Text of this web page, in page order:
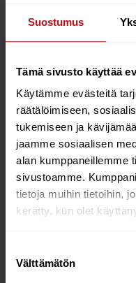
Suostumus
Tämä sivusto käyttää
Käytämme evästeitä
räätälöimiseen,
tukemiseen ja
jaamme sosiaalisen
alan kumppaneillemme
sivustoamme.
tietoja muihin tietoihin,
kerätty, kun olet
valinta
Välttämätön
kaikkia valomoodeja.
paina kytkintä n 6sec,
valo
vilkahtaa 2 kertaa =
– Näkyvyys nyös sivuille
– Latausaika moin 3
– USB- ladattava
– USB latausjohto
– Akku: 3,7 V 500
– Helppo asennus ja
satulatolppaan
– Alhaisen lataustilan